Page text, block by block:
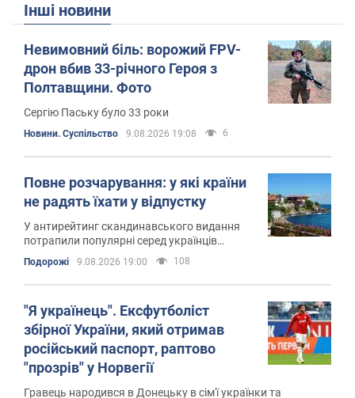
Інші новини
Невимовний біль: ворожий FPV-
дрон вбив 33-річного Героя з
Полтавщини. Фото
Сергію Паську було 33 роки
Новини. Суспільство 9.08.2026 19:08 6
Повне розчарування: у які країни
не радять їхати у відпустку
У антирейтинг скандинавського видання
потрапили популярні серед українців
напрямки
Подорожі 9.08.2026 19:00 108
"Я українець". Ексфутболіст
збірної України, який отримав
російський паспорт, раптово
"прозрів" у Норвегії
Гравець народився в Донецьку в сім'ї українки та